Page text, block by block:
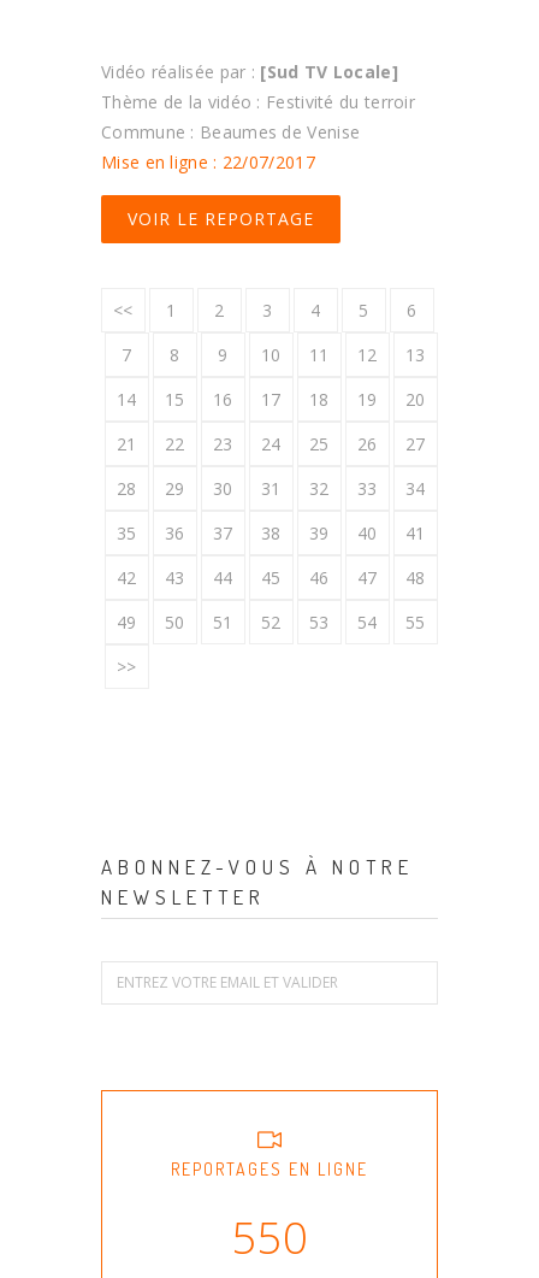
Vidéo réalisée par : [Sud TV Locale]
Thème de la vidéo : Festivité du terroir
Commune : Beaumes de Venise
Mise en ligne : 22/07/2017
VOIR LE REPORTAGE
<< 1 2 3 4 5
6
7
8 9 10 11 12
13
14
15 16 17 18 19
20
21
22 23 24 25 26
27
28
29 30 31 32 33
34
35
36 37 38 39 40
41
42
43 44 45 46 47
48
49
50 51 52 53 54
55
>>
ABONNEZ-VOUS À NOTRE
NEWSLETTER
REPORTAGES EN LIGNE
550